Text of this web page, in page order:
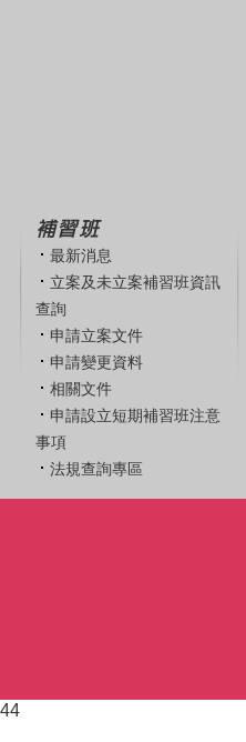
補習班
最新消息
立案及未立案補習班資訊
查詢
申請立案文件
申請變更資料
相關文件
申請設立短期補習班注意
事項
法規查詢專區
44